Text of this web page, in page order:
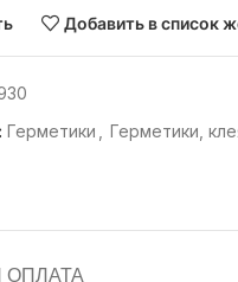
Добавить в список
Герметики Герметики,
ОПЛАТА